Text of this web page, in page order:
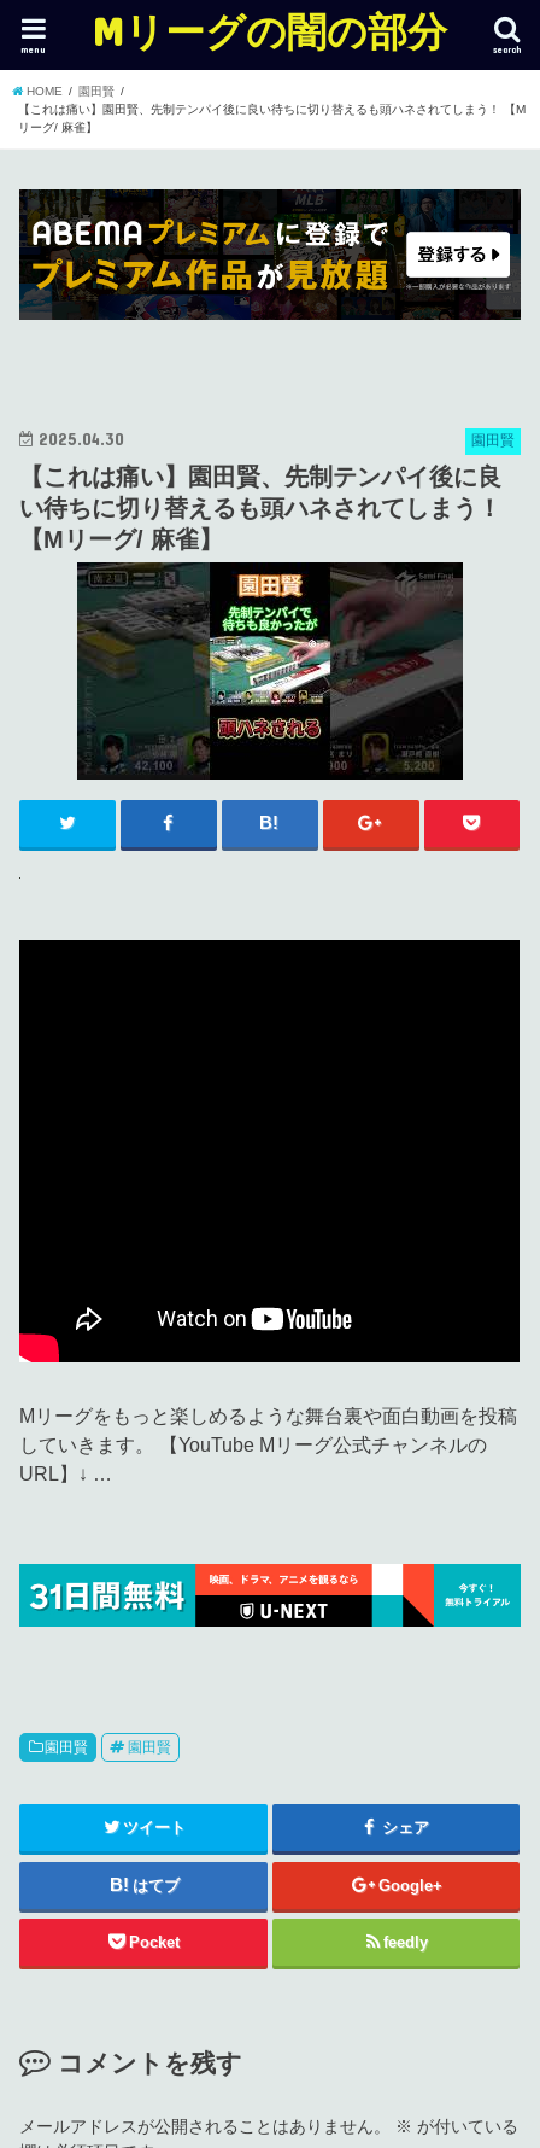
Mリーグの闇の部分 search
menu
HOME
園田賢
【これは痛い】園田賢、先制テンパイ後に良い待ちに切り替えるも頭ハネされてしまう！ 【M
リーグ/ 麻雀】
園田賢
2025.04.30
【これは痛い】園田賢、先制テンパイ後に良
い待ちに切り替えるも頭ハネされてしまう！
【Mリーグ/ 麻雀】
Mリーグをもっと楽しめるような舞台裏や面白動画を投稿
していきます。 【YouTube Mリーグ公式チャンネルの
URL】↓ …
園田賢 園田賢
ツイート シェア
はてブ Google+
Pocket feedly
コメントを残す
メールアドレスが公開されることはありません。 ※ が付いている